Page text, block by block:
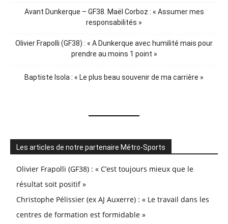
Avant Dunkerque – GF38. Maël Corboz : « Assumer mes
responsabilités »
Olivier Frapolli (GF38) : « A Dunkerque avec humilité mais pour
prendre au moins 1 point »
Baptiste Isola : « Le plus beau souvenir de ma carrière »
Les articles de notre partenaire Métro-Sports
Olivier Frapolli (GF38) : « C’est toujours mieux que le
résultat soit positif »
Christophe Pélissier (ex AJ Auxerre) : « Le travail dans les
centres de formation est formidable »